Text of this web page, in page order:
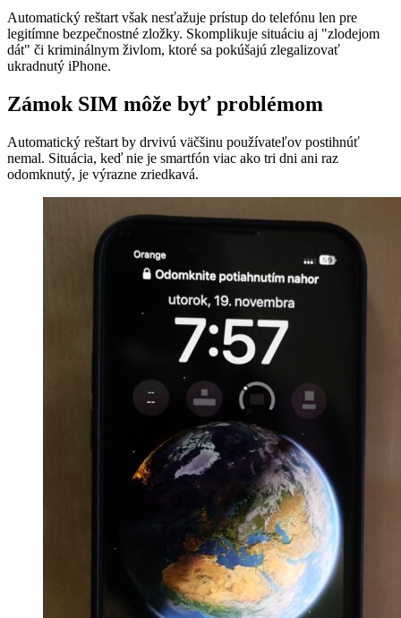
Automatický reštart však nesťažuje prístup do telefónu len pre
legitímne bezpečnostné zložky. Skomplikuje situáciu aj "zlodejom
dát" či kriminálnym živlom, ktoré sa pokúšajú zlegalizovať
ukradnutý iPhone.
Zámok SIM môže byť problémom
Automatický reštart by drvivú väčšinu používateľov postihnúť
nemal. Situácia, keď nie je smartfón viac ako tri dni ani raz
odomknutý, je výrazne zriedkavá.